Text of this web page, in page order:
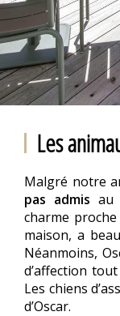
Les
Malgré notre
pas admis au
charme
maison, a
Néanmoins,
d’affection
Les chiens
d’Oscar.